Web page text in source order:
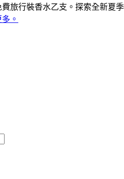
旅行裝香水乙支。探索全新夏季
。